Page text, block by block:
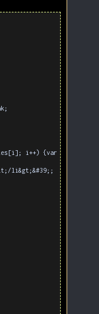
i++) {var
li&gt;&#39;;